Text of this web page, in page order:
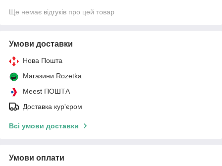
Ще немає відгуків про цей товар
Умови доставки
Нова Пошта
Магазини Rozetka
Meest ПОШТА
Доставка кур'єром
Всі умови доставки
Умови оплати